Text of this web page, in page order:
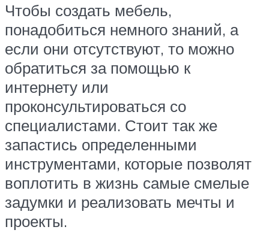
Чтобы создать мебель,
понадобиться немного знаний, а
если они отсутствуют, то можно
обратиться за помощью к
интернету или
проконсультироваться со
специалистами. Стоит так же
запастись определенными
инструментами, которые позволят
воплотить в жизнь самые смелые
задумки и реализовать мечты и
проекты.